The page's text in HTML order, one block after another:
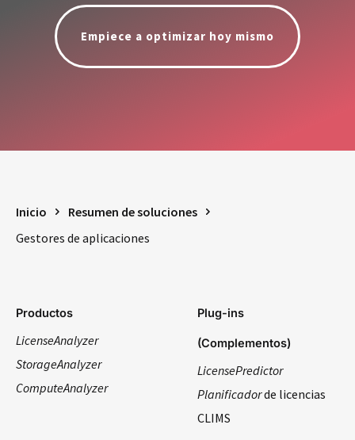
Empiece a optimizar hoy mismo
Inicio
Resumen de soluciones
Gestores de aplicaciones
Productos
LicenseAnalyzer
StorageAnalyzer
ComputeAnalyzer
Plug-ins
(Complementos)
LicensePredictor
Planificadorde licencias
CLIMS